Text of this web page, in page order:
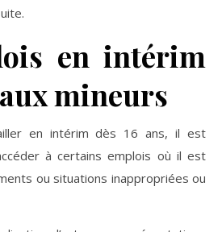
en intérim
mineurs
en intérim dès 16 ans, il est
à certains emplois où il est
ou situations inappropriées ou